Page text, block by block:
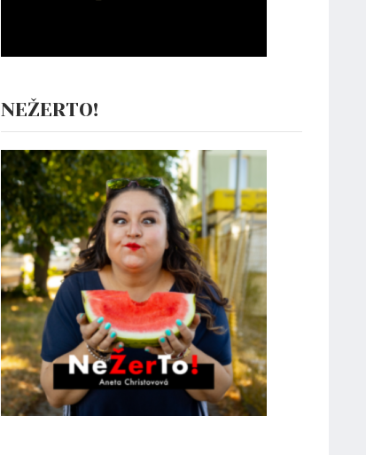
NEŽERTO!